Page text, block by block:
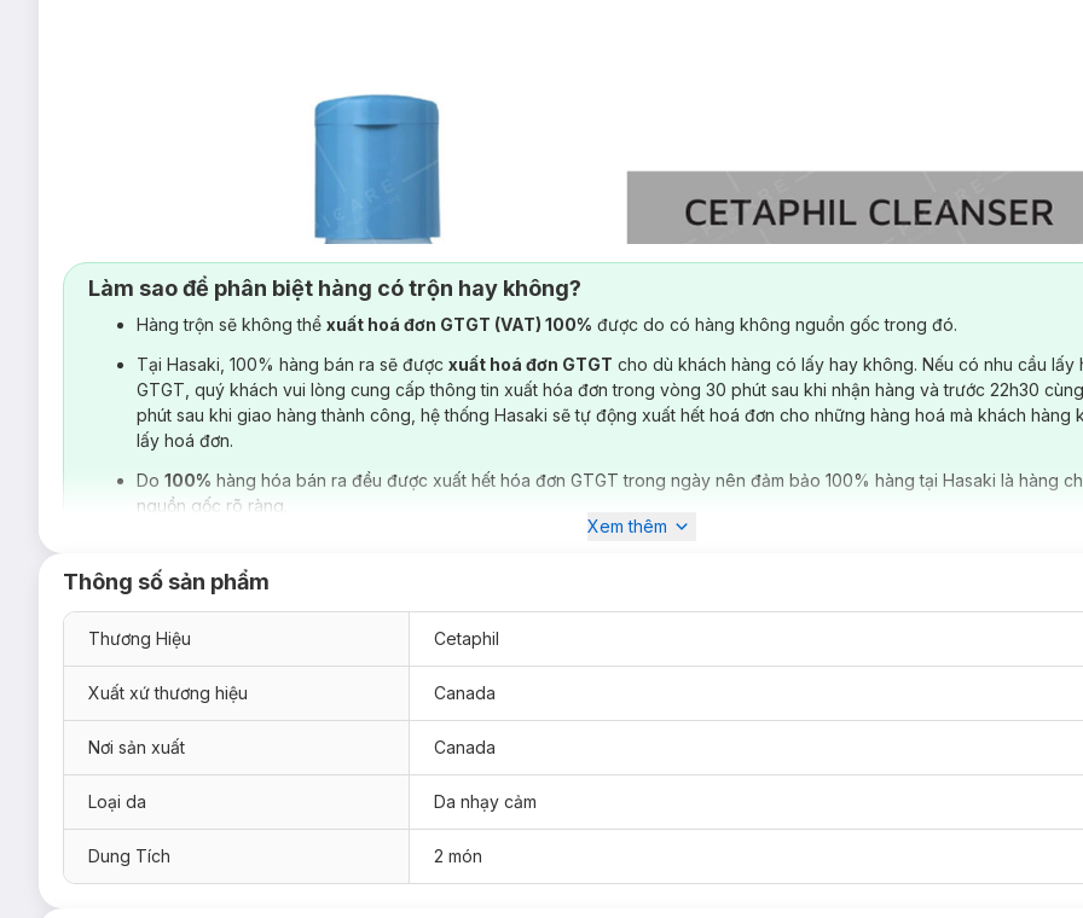
Làm sao để phân biệt hàng có trộn hay không?
Hàng trộn sẽ không thể xuất hoá đơn GTGT (VAT) 100% được do có hàng không nguồn gốc trong đó.
Tại Hasaki, 100% hàng bán ra sẽ được xuất hoá đơn GTGT cho dù khách hàng có lấy hay không. Nếu có nhu cầu lấy
GTGT, quý khách vui lòng cung cấp thông tin xuất hóa đơn trong vòng 30 phút sau khi nhận hàng và trước 22h30
phút sau khi giao hàng thành công, hệ thống Hasaki sẽ tự động xuất hết hoá đơn cho những hàng hoá mà khách hàng
lấy hoá đơn.
Do 100% hàng hóa bán ra đều được xuất hết hóa đơn GTGT trong ngày nên đảm bảo 100% hàng tại Hasaki là hàng
nguồn gốc rõ ràng.
Xem thêm
Thông số sản phẩm
Thương Hiệu Cetaphil
Xuất xứ thương hiệu Canada
Nơi sản xuất Canada
Loại da Da nhạy cảm
Dung Tích 2 món